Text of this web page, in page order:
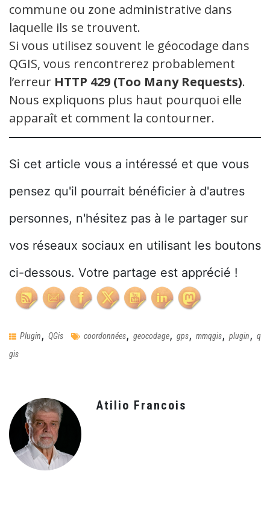
commune ou zone administrative dans
laquelle ils se trouvent.
Si vous utilisez souvent le géocodage dans
QGIS, vous rencontrerez probablement
l’erreur HTTP 429 (Too Many Requests).
Nous expliquons plus haut pourquoi elle
apparaît et comment la contourner.
Si cet article vous a intéressé et que vous
pensez qu'il pourrait bénéficier à d'autres
personnes, n'hésitez pas à le partager sur
vos réseaux sociaux en utilisant les boutons
ci-dessous. Votre partage est apprécié !
Plugin, QGis coordonnées, geocodage, gps, mmqgis, plugin, q
gis
Atilio Francois